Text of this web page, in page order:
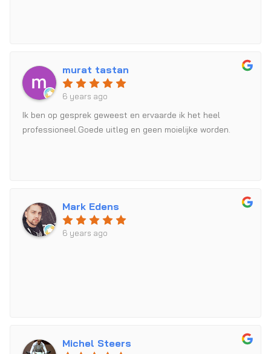
murat tastan
6 years ago
Ik ben op gesprek geweest en ervaarde ik het heel
professioneel.Goede uitleg en geen moielijke worden.
Mark Edens
6 years ago
Michel Steers